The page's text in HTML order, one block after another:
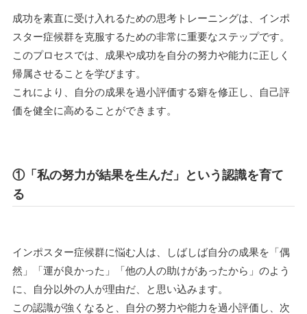
成功を素直に受け入れるための思考トレーニングは、インポ
スター症候群を克服するための非常に重要なステップです。
このプロセスでは、成果や成功を自分の努力や能力に正しく
帰属させることを学びます。
これにより、自分の成果を過小評価する癖を修正し、自己評
価を健全に高めることができます。
①「私の努力が結果を生んだ」という認識を育て
る
インポスター症候群に悩む人は、しばしば自分の成果を「偶
然」「運が良かった」「他の人の助けがあったから」のよう
に、自分以外の人が理由だ、と思い込みます。
この認識が強くなると、自分の努力や能力を過小評価し、次